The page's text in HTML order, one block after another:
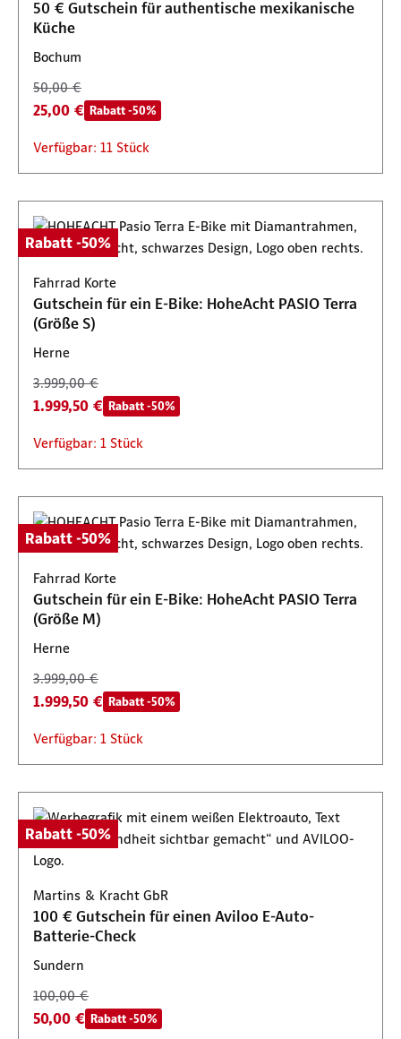
50 € Gutschein für authentische mexikanische
Küche
Bochum
50,00 €
25,00 € Rabatt -50%
Verfügbar: 11 Stück
Rabatt -50%
Fahrrad Korte
Gutschein für ein E-Bike: HoheAcht PASIO Terra
(Größe S)
Herne
3.999,00 €
1.999,50 € Rabatt -50%
Verfügbar: 1 Stück
Rabatt -50%
Fahrrad Korte
Gutschein für ein E-Bike: HoheAcht PASIO Terra
(Größe M)
Herne
3.999,00 €
1.999,50 € Rabatt -50%
Verfügbar: 1 Stück
Rabatt -50%
Martins & Kracht GbR
100 € Gutschein für einen Aviloo E-Auto-
Batterie-Check
Sundern
100,00 €
50,00 € Rabatt -50%